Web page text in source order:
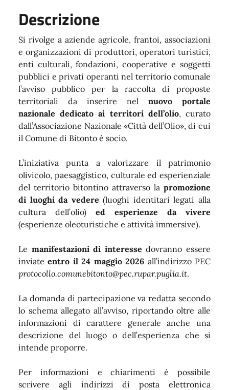
Descrizione
Si rivolge a aziende agricole, frantoi, associazioni
e organizzazioni di produttori, operatori turistici,
enti culturali, fondazioni, cooperative e soggetti
pubblici e privati operanti nel territorio comunale
l’avviso pubblico per la raccolta di proposte
territoriali da inserire nel nuovo portale
nazionale dedicato ai territori dell’olio, curato
dall’Associazione Nazionale «Città dell’Olio», di cui
il Comune di Bitonto è socio.
L’iniziativa punta a valorizzare il patrimonio
olivicolo, paesaggistico, culturale ed esperienziale
del territorio bitontino attraverso la promozione
di luoghi da vedere (luoghi identitari legati alla
cultura dell’olio) ed esperienze da vivere
(esperienze oleoturistiche e attività immersive).
Le manifestazioni di interesse dovranno essere
inviateentro il 24 maggio 2026 all’indirizzo PEC
protocollo.comunebitonto@pec.rupar.puglia.it.
La domanda di partecipazione va redatta secondo
lo schema allegato all’avviso, riportando oltre alle
informazioni di carattere generale anche una
descrizione del luogo o dell’esperienza che si
intende proporre.
Per informazioni e chiarimenti è possibile
scrivere agli indirizzi di posta elettronica